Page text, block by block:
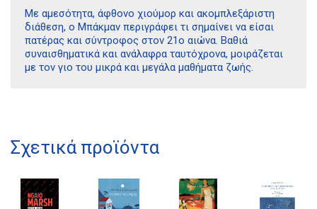
Με αμεσότητα, άφθονο χιούμορ και ακομπλεξάριστη
διάθεση, ο Μπάκμαν περιγράφει τι σημαίνει να είσαι
πατέρας και σύντροφος στον 21ο αιώνα. Βαθιά
συναισθηματικά και ανάλαφρα ταυτόχρονα, μοιράζεται
με τον γιο του μικρά και μεγάλα μαθήματα ζωής.
Σχετικά προϊόντα
21 1750 8340